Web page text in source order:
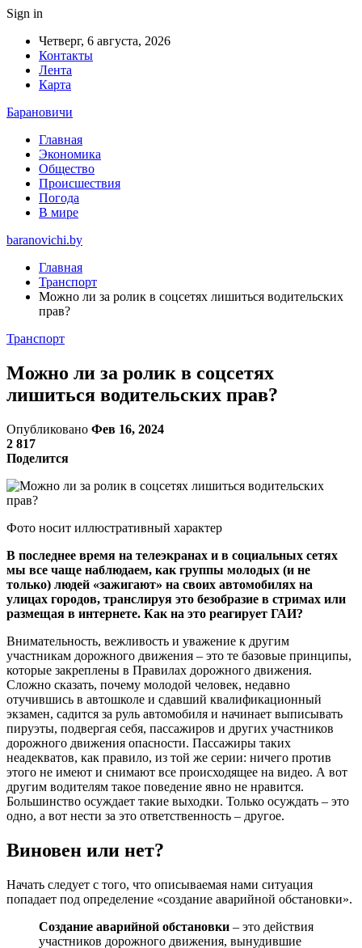
Sign in
Четверг, 6 августа, 2026
Контакты
Лента
Карта
Барановичи
Главная
Экономика
Общество
Происшествия
Погода
В мире
baranovichi.by
Главная
Транспорт
Можно ли за ролик в соцсетях лишиться водительских
прав?
Транспорт
Можно ли за ролик в соцсетях
лишиться водительских прав?
Опубликовано Фев 16, 2024
2 817
Поделится
Фото носит иллюстративный характер
В последнее время на телеэкранах и в социальных сетях
мы все чаще наблюдаем, как группы молодых (и не
только) людей «зажигают» на своих автомобилях на
улицах городов, транслируя это безобразие в стримах или
размещая в интернете. Как на это реагирует ГАИ?
Внимательность, вежливость и уважение к другим
участникам дорожного движения – это те базовые принципы,
которые закреплены в Правилах дорожного движения.
Сложно сказать, почему молодой человек, недавно
отучившись в автошколе и сдавший квалификационный
экзамен, садится за руль автомобиля и начинает выписывать
пируэты, подвергая себя, пассажиров и других участников
дорожного движения опасности. Пассажиры таких
неадекватов, как правило, из той же серии: ничего против
этого не имеют и снимают все происходящее на видео. А вот
другим водителям такое поведение явно не нравится.
Большинство осуждает такие выходки. Только осуждать – это
одно, а вот нести за это ответственность – другое.
Виновен или нет?
Начать следует с того, что описываемая нами ситуация
попадает под определение «создание аварийной обстановки».
Создание аварийной обстановки – это действия
участников дорожного движения, вынудившие